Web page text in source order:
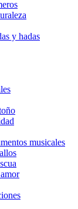
y hadas
musicales